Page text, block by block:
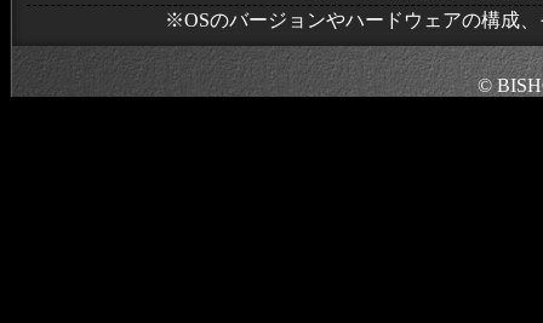
※OSのバージョンやハードウェアの構成
©